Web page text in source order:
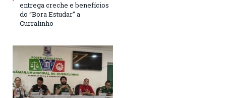
entrega creche e benefícios
do “Bora Estudar” a
Curralinho